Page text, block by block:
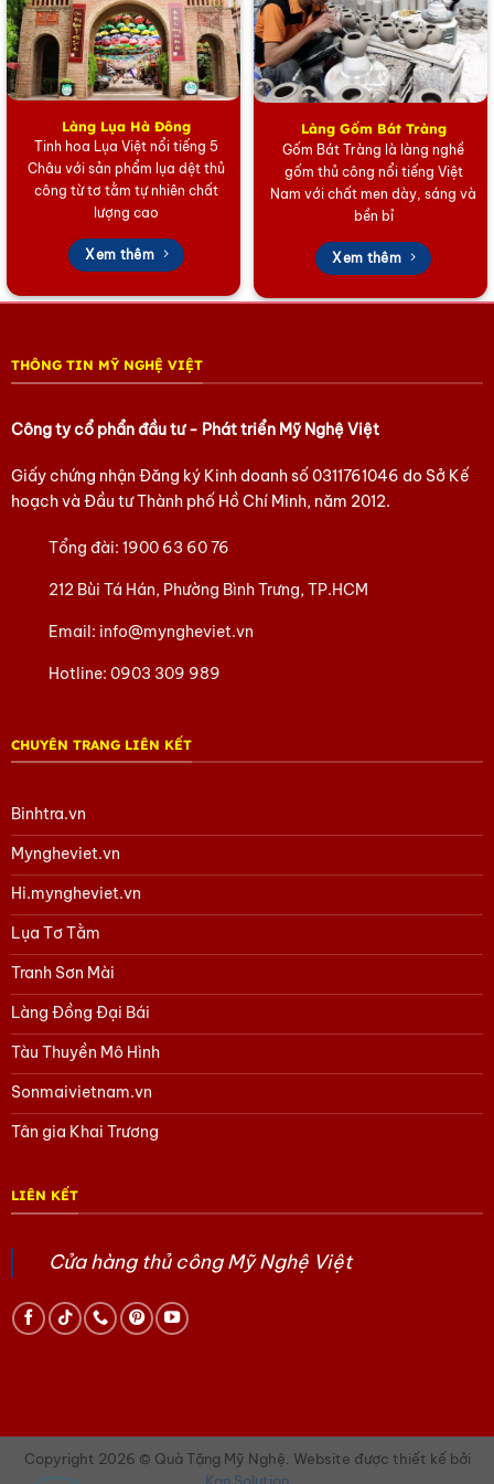
Bạn có thể xem thêm các sản phẩm khác của chúng tôi
Tại đây
Hoặc trang Facebook của chúng tôiTại đây.
Làng Lụa Hà Đông
Tinh hoa Lụa Việt nổi tiếng 5
Châu với sản phẩm lụa dệt thủ
công từ tơ tằm tự nhiên chất
lượng cao
Xem thêm
Làng Gốm Bát Tràng
Gốm Bát Tràng là làng nghề
gốm thủ công nổi tiếng Việt
Nam với chất men dày, sáng và
bền bỉ
Xem thêm
THÔNG TIN MỸ NGHỆ VIỆT
Công ty cổ phẩn đầu tư - Phát triển Mỹ Nghệ Việt
Giấy chứng nhận Đăng ký Kinh doanh số0311761046 do Sở Kế
hoạch và Đầu tư Thành phố Hồ Chí Minh, năm 2012.
Tổng đài:1900 63 60 76
212 Bùi Tá Hán, Phường Bình Trưng, TP.HCM
Email: info@myngheviet.vn
Hotline:0903 309 989
CHUYÊN TRANG LIÊN KẾT
Binhtra.vn
Myngheviet.vn
Hi.myngheviet.vn
Lụa Tơ Tằm
Tranh Sơn Mài
Làng Đồng Đại Bái
Tàu Thuyền Mô Hình
Sonmaivietnam.vn
Tân gia Khai Trương
LIÊN KẾT
Cửa hàng thủ công Mỹ Nghệ Việt
Copyright 2026 © Quà Tặng Mỹ Nghệ. Website được thiết kế bởi
Kan Solution